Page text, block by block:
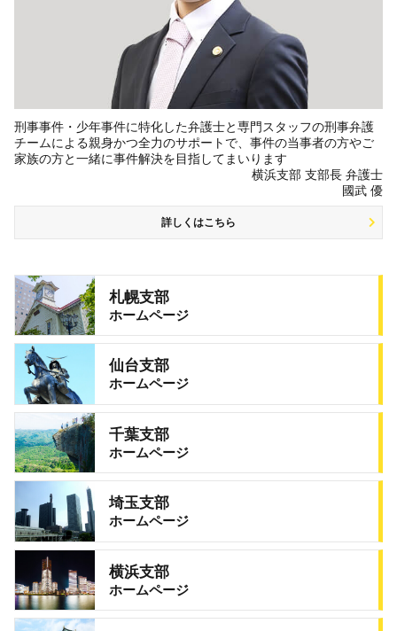
刑事事件・少年事件に特化した弁護士と専門スタッフの刑事弁護
チームによる親身かつ全力のサポートで、事件の当事者の方やご
家族の方と一緒に事件解決を目指してまいります
横浜支部 支部長 弁護士
國武 優
詳しくはこちら
札幌支部
ホームページ
仙台支部
ホームページ
千葉支部
ホームページ
埼玉支部
ホームページ
横浜支部
ホームページ